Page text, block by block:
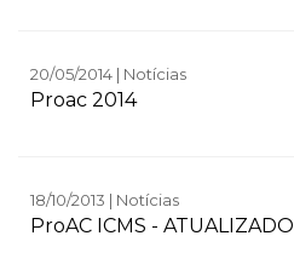
20/05/2014 | Notícias
Proac 2014
18/10/2013 | Notícias
ProAC ICMS - ATUALIZADO